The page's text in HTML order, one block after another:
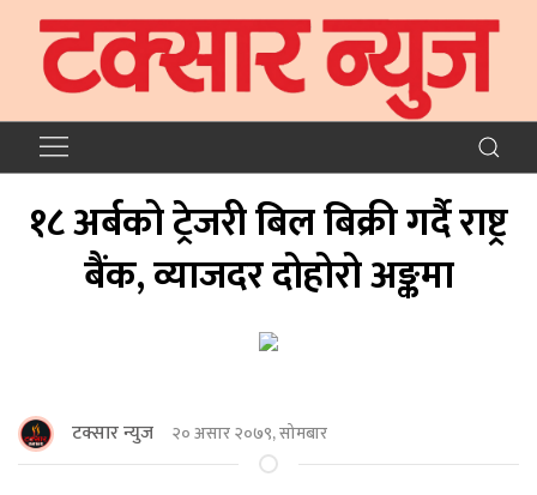
१८ अर्बको ट्रेजरी बिल बिक्री गर्दै राष्ट्र
बैंक, व्याजदर दोहोरो अङ्कमा
टक्सार न्युज २० असार २०७९, सोमबार